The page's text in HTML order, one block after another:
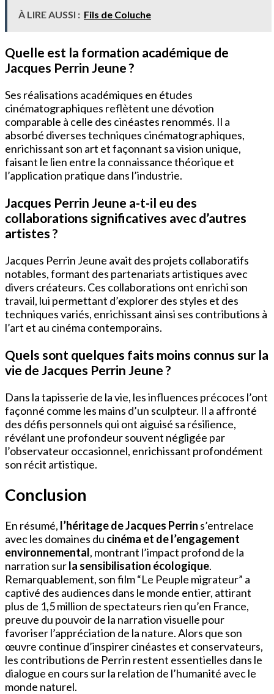
À LIRE AUSSI : Fils de Coluche
Quelle est la formation académique de
Jacques Perrin Jeune ?
Ses réalisations académiques en études
cinématographiques reflètent une dévotion
comparable à celle des cinéastes renommés. Il a
absorbé diverses techniques cinématographiques,
enrichissant son art et façonnant sa vision unique,
faisant le lien entre la connaissance théorique et
l’application pratique dans l’industrie.
Jacques Perrin Jeune a-t-il eu des
collaborations significatives avec d’autres
artistes ?
Jacques Perrin Jeune avait des projets collaboratifs
notables, formant des partenariats artistiques avec
divers créateurs. Ces collaborations ont enrichi son
travail, lui permettant d’explorer des styles et des
techniques variés, enrichissant ainsi ses contributions à
l’art et au cinéma contemporains.
Quels sont quelques faits moins connus sur la
vie de Jacques Perrin Jeune ?
Dans la tapisserie de la vie, les influences précoces l’ont
façonné comme les mains d’un sculpteur. Il a affronté
des défis personnels qui ont aiguisé sa résilience,
révélant une profondeur souvent négligée par
l’observateur occasionnel, enrichissant profondément
son récit artistique.
Conclusion
En résumé, l’héritage de Jacques Perrin s’entrelace
avec les domaines du cinéma et de l’engagement
environnemental, montrant l’impact profond de la
narration surla sensibilisation écologique.
Remarquablement, son film “Le Peuple migrateur” a
captivé des audiences dans le monde entier, attirant
plus de 1,5 million de spectateurs rien qu’en France,
preuve du pouvoir de la narration visuelle pour
favoriser l’appréciation de la nature. Alors que son
œuvre continue d’inspirer cinéastes et conservateurs,
les contributions de Perrin restent essentielles dans le
dialogue en cours sur la relation de l’humanité avec le
monde naturel.